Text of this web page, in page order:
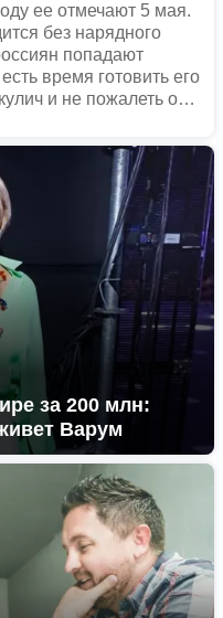
ее отмечают 5 мая.
без нарядного
попадают
время готовить его
и не пожалеть о
за 200 млн:
Варум